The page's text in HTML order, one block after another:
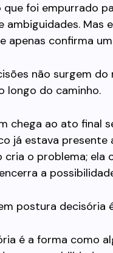
foi empurrado
ambiguidades. Mas
apenas confirma
não surgem
longo do caminho.
chega ao ato final
já estava presente
cria o problema; ela
a
postura decisória
é a forma como